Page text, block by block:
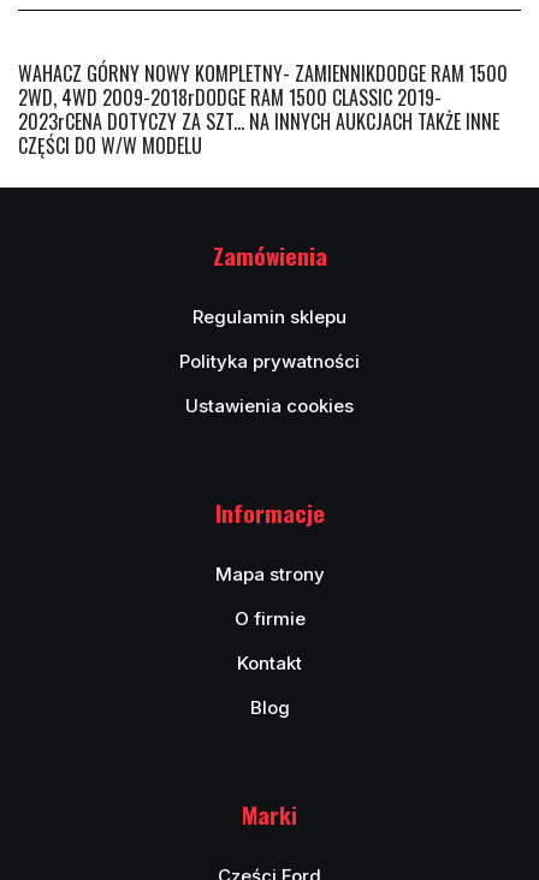
WAHACZ GÓRNY NOWY KOMPLETNY- ZAMIENNIKDODGE RAM 1500
2WD, 4WD 2009-2018rDODGE RAM 1500 CLASSIC 2019-
2023rCENA DOTYCZY ZA SZT... NA INNYCH AUKCJACH TAKŻE INNE
CZĘŚCI DO W/W MODELU
Zamówienia
Regulamin sklepu
Polityka prywatności
Ustawienia cookies
Informacje
Mapa strony
O firmie
Kontakt
Blog
Marki